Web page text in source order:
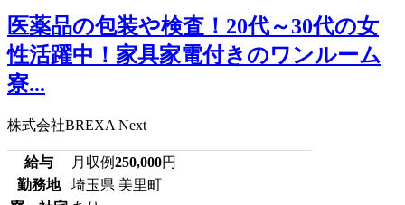
医薬品の包装や検査！20代～30代の女
性活躍中！家具家電付きのワンルーム
寮...
株式会社BREXA Next
給与 月収例250,000円
勤務地
埼玉県 美里町